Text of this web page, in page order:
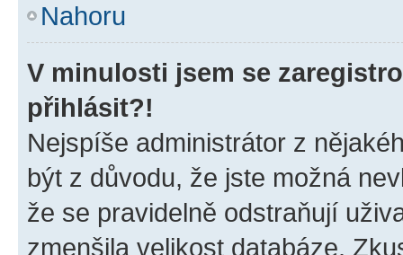
Nahoru
V minulosti jsem se
přihlásit?!
Nejspíše administrátor z
být z důvodu, že jste možná
že se pravidelně odstraňují
zmenšila velikost databáze.